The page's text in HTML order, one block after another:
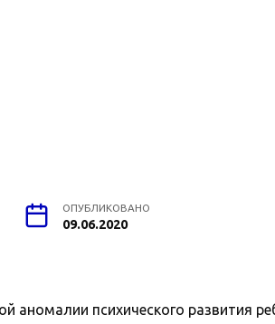
ОПУБЛИКОВАНО
09.06.2020
психического развития